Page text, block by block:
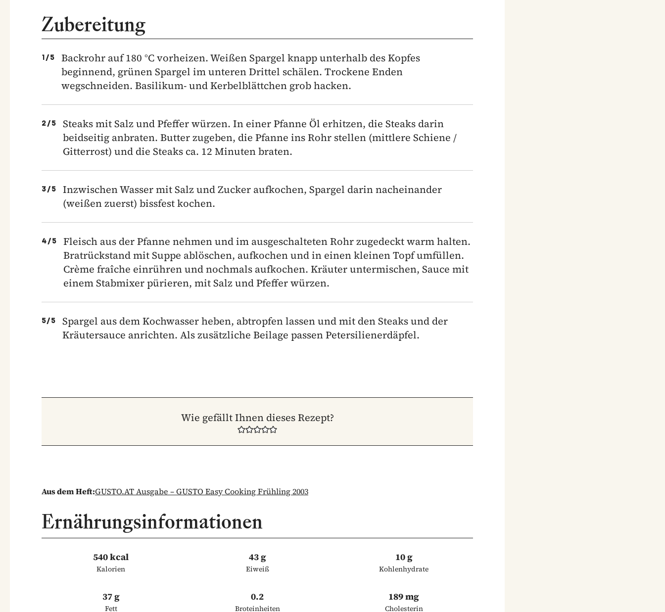
Zubereitung
1/5
Backrohr auf 180 °C vorheizen. Weißen Spargel knapp unterhalb des Kopfes
beginnend, grünen Spargel im unteren Drittel schälen. Trockene Enden
wegschneiden. Basilikum- und Kerbelblättchen grob hacken.
2/5
Steaks mit Salz und Pfeffer würzen. In einer Pfanne Öl erhitzen, die Steaks darin
beidseitig anbraten. Butter zugeben, die Pfanne ins Rohr stellen (mittlere Schiene /
Gitterrost) und die Steaks ca. 12 Minuten braten.
3/5
Inzwischen Wasser mit Salz und Zucker aufkochen, Spargel darin nacheinander
(weißen zuerst) bissfest kochen.
4/5
Fleisch aus der Pfanne nehmen und im ausgeschalteten Rohr zugedeckt warm halten.
Bratrückstand mit Suppe ablöschen, aufkochen und in einen kleinen Topf umfüllen.
Crème fraîche einrühren und nochmals aufkochen. Kräuter untermischen, Sauce mit
einem Stabmixer pürieren, mit Salz und Pfeffer würzen.
5/5
Spargel aus dem Kochwasser heben, abtropfen lassen und mit den Steaks und der
Kräutersauce anrichten. Als zusätzliche Beilage passen Petersilienerdäpfel.
Wie gefällt Ihnen dieses Rezept?
Aus dem Heft:GUSTO.AT Ausgabe – GUSTO Easy Cooking Frühling 2003
Ernährungsinformationen
540 kcal
Kalorien
43 g
Eiweiß
10 g
Kohlenhydrate
37 g
Fett
0.2
Broteinheiten
189 mg
Cholesterin